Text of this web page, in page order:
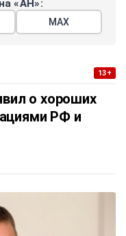
«АН»:
МАХ
13+
о хороших
РФ и